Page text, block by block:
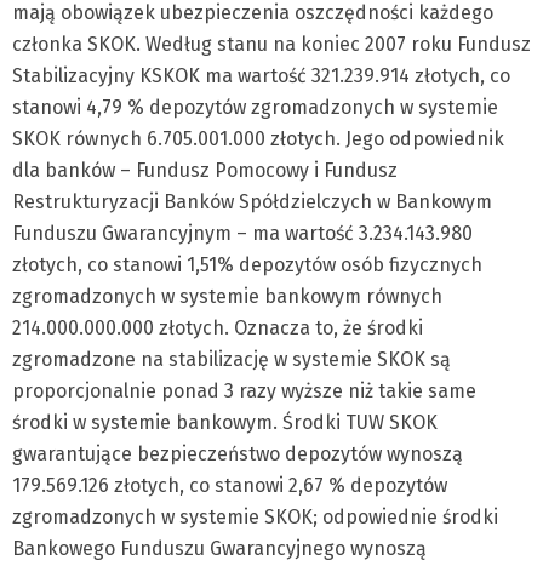
mają obowiązek ubezpieczenia oszczędności każdego
członka SKOK. Według stanu na koniec 2007 roku Fundusz
Stabilizacyjny KSKOK ma wartość 321.239.914 złotych, co
stanowi 4,79 % depozytów zgromadzonych w systemie
SKOK równych 6.705.001.000 złotych. Jego odpowiednik
dla banków – Fundusz Pomocowy i Fundusz
Restrukturyzacji Banków Spółdzielczych w Bankowym
Funduszu Gwarancyjnym – ma wartość 3.234.143.980
złotych, co stanowi 1,51% depozytów osób fizycznych
zgromadzonych w systemie bankowym równych
214.000.000.000 złotych. Oznacza to, że środki
zgromadzone na stabilizację w systemie SKOK są
proporcjonalnie ponad 3 razy wyższe niż takie same
środki w systemie bankowym. Środki TUW SKOK
gwarantujące bezpieczeństwo depozytów wynoszą
179.569.126 złotych, co stanowi 2,67 % depozytów
zgromadzonych w systemie SKOK; odpowiednie środki
Bankowego Funduszu Gwarancyjnego wynoszą